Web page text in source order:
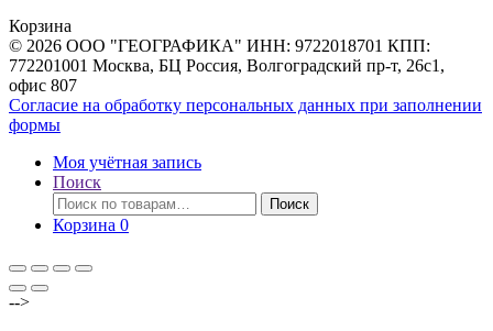
Корзина
© 2026 ООО "ГЕОГРАФИКА" ИНН: 9722018701 КПП:
772201001 Москва, БЦ Россия, Волгоградский пр-т, 26с1,
офис 807
Согласие на обработку персональных данных при заполнении
формы
Моя учётная запись
Поиск
Искать:
Поиск
Корзина 0
-->